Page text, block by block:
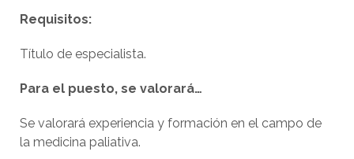
Requisitos:
Título de especialista.
Para el puesto, se valorará…
Se valorará experiencia y formación en el campo de
la medicina paliativa.